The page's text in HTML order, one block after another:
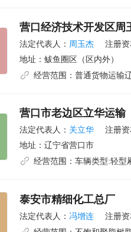
营口经济技术开发区周
法定代表人： 周玉杰 注册
地址： 鲅鱼圈区（区内外）
经营范围： 普通货物运输
营口市老边区立华运输
法定代表人： 关立华 注册
地址： 辽宁省营口市
经营范围： 车辆类型:轻型
泰安市精细化工总厂
法定代表人： 冯增连 注册